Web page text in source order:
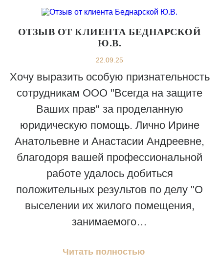
ОТЗЫВ ОТ КЛИЕНТА БЕДНАРСКОЙ
Ю.В.
22.09.25
Хочу выразить особую признательность
сотрудникам ООО "Всегда на защите
Ваших прав" за проделанную
юридическую помощь. Лично Ирине
Анатольевне и Анастасии Андреевне,
благодоря вашей профессиональной
работе удалось добиться
положительных результов по делу "О
выселении их жилого помещения,
занимаемого…
Читать полностью